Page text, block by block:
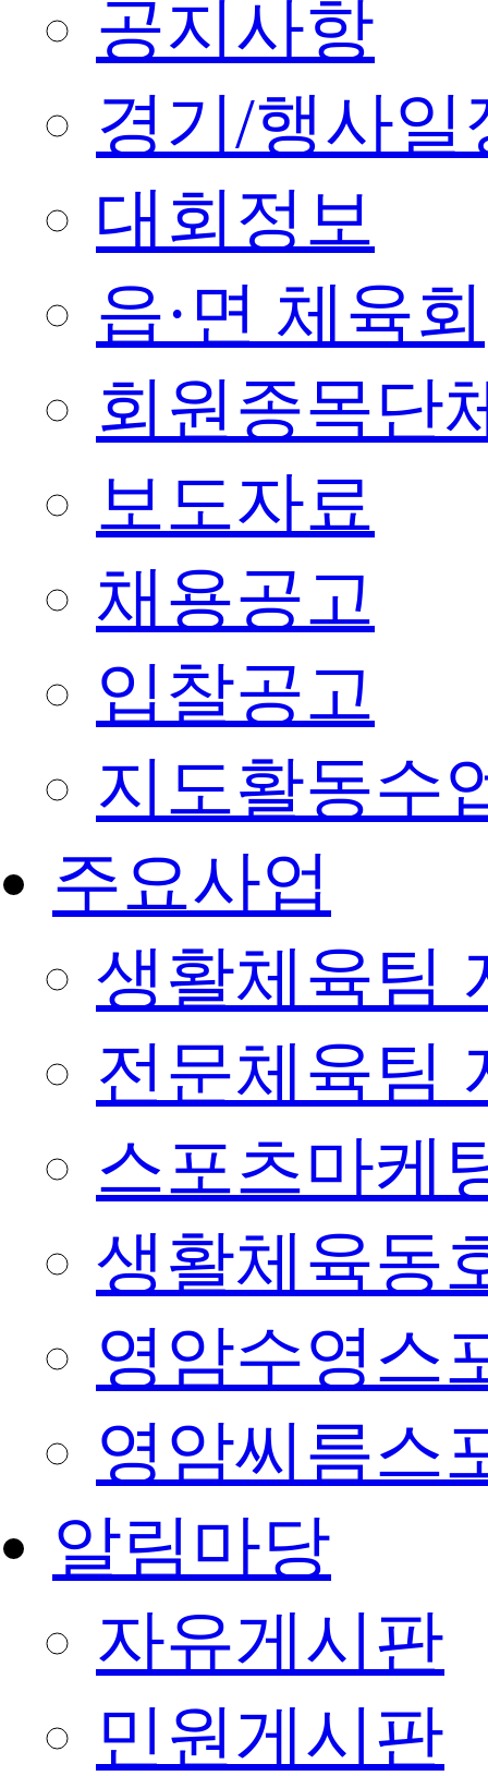
공지사항
경기/행사일
대회정보
읍·면 체육회
회원종목단
보도자료
채용공고
입찰공고
지도활동수
주요사업
생활체육팀
전문체육팀
스포츠마케
생활체육동
영암수영스
영암씨름스
알림마당
자유게시판
민원게시판